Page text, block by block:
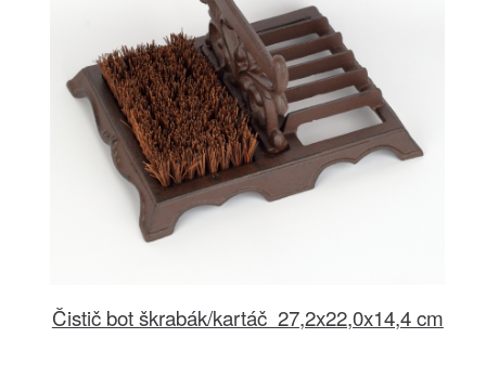
Čistič bot škrabák/kartáč 27,2x22,0x14,4 cm